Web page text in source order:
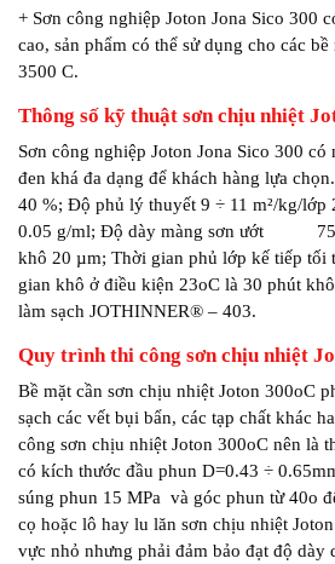
+ Sơn công nghiệp Joton Jona Sico 300
cao, sản phẩm có thể sử dụng cho các
3500 C.
Thông số kỹ thuật sơn chịu nhiệt
Sơn công nghiệp Joton Jona Sico 300 có
đen khá đa dạng để khách hàng lựa
40 %; Độ phủ lý thuyết 9 ÷ 11 m²/kg/lớp
0.05 g/ml; Độ dày màng sơn ướt 75
khô 20 µm; Thời gian phủ lớp kế tiếp tối
gian khô ở điều kiện 23oC là 30 phút
làm sạch JOTHINNER® – 403.
Quy trình thi công sơn chịu nhiệt
Bề mặt cần sơn chịu nhiệt Joton 300oC
sạch các vết bụi bẩn, các tạp chất khác
công sơn chịu nhiệt Joton 300oC nên là
có kích thước đầu phun D=0.43 ÷
súng phun 15 MPa và góc phun từ 40o
cọ hoặc lô hay lu lăn sơn chịu nhiệt
vực nhỏ nhưng phải đảm bảo đạt độ dày